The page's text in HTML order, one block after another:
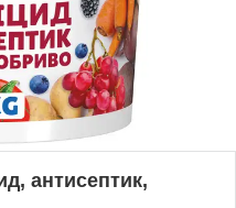
антисептик,